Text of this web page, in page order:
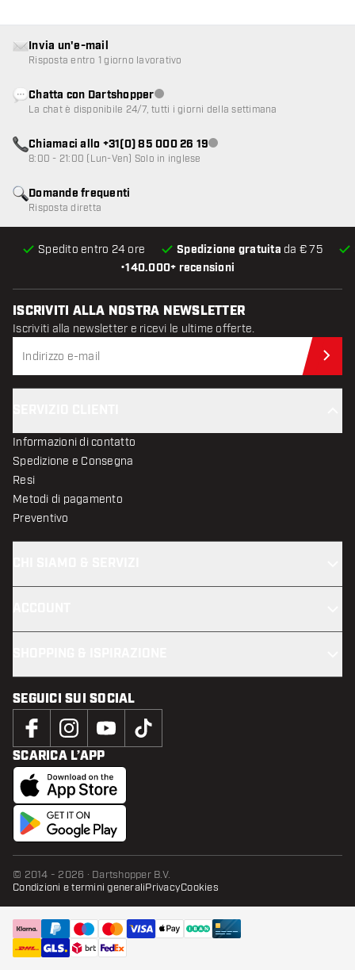
•140.000+ recensioni
Spedito entro 24 ore Spedizione gratuita da € 75
Domande frequenti
Risposta diretta
Invia un'e-mail
Risposta entro 1 giorno lavorativo
Chatta con DartshopperServizio clienti non disponibile
La chat è disponibile 24/7, tutti i giorni della settimana
Chiamaci allo +31(0) 85 000 26 19Servizio clienti non disponibile
8:00 - 21:00 (Lun-Ven) Solo in inglese
ISCRIVITI ALLA NOSTRA NEWSLETTER
Iscriviti alla newsletter e ricevi le ultime offerte.
Informazioni di contatto
Spedizione e Consegna
Resi
Metodi di pagamento
Preventivo
SEGUICI SUI SOCIAL
SCARICA L’APP
© 2014 - 2026 · Dartshopper B.V.
Condizioni e termini generaliPrivacyCookies